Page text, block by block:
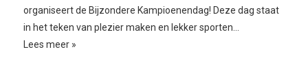
organiseert de Bijzondere Kampioenendag! Deze dag staat
in het teken van plezier maken en lekker sporten…
Lees meer »